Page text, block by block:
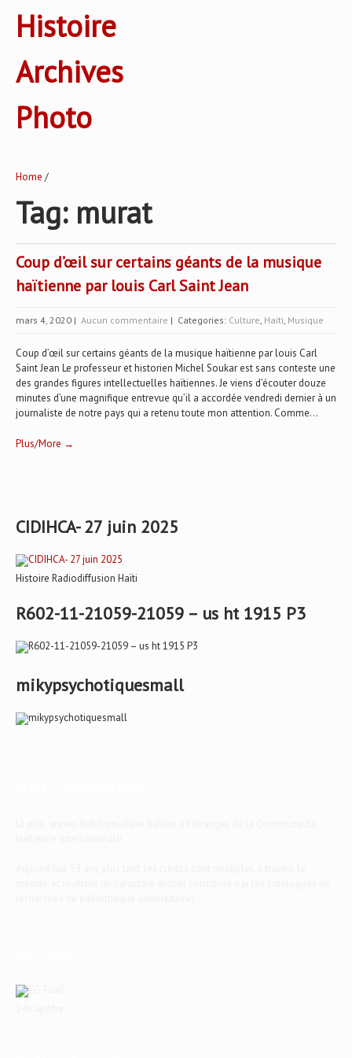
Histoire
Archives
Photo
Home /
Tag: murat
Coup d’œil sur certains géants de la musique
haïtienne par louis Carl Saint Jean
mars 4, 2020 | Aucun commentaire | Categories: Culture, Haïti, Musique
Coup d’œil sur certains géants de la musique haïtienne par louis Carl
Saint Jean Le professeur et historien Michel Soukar est sans conteste une
des grandes figures intellectuelles haïtiennes. Je viens d’écouter douze
minutes d’une magnifique entrevue qu’il a accordée vendredi dernier à un
journaliste de notre pays qui a retenu toute mon attention. Comme...
Plus/More →
CIDIHCA- 27 juin 2025
Histoire Radiodiffusion Haïti
R602-11-21059-21059 – us ht 1915 P3
mikypsychotiquesmall